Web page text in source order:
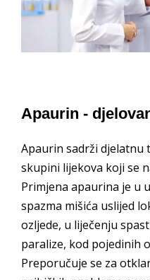
Apaurin -
Apaurin sadrži djelatnu
skupini lijekova koji se
Primjena apaurina je u
spazma mišića uslijed
ozljede, u liječenju
paralize, kod pojedinih
Preporučuje se za